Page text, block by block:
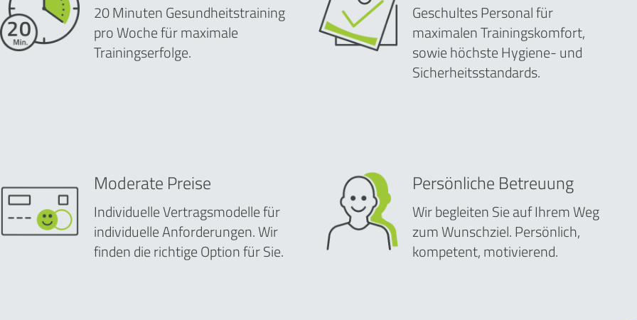
20 Minuten Gesundheitstraining
pro Woche für maximale
Trainingserfolge.
Geschultes Personal für
maximalen Trainingskomfort,
sowie höchste Hygiene- und
Sicherheitsstandards.
Moderate Preise
Individuelle Vertragsmodelle für
individuelle Anforderungen. Wir
finden die richtige Option für Sie.
Persönliche Betreuung
Wir begleiten Sie auf Ihrem Weg
zum Wunschziel. Persönlich,
kompetent, motivierend.